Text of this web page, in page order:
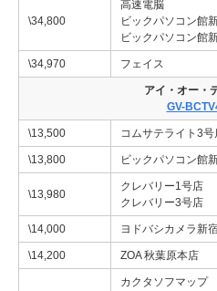
\34,800
高速電脳
ビックパソコン館
ビックパソコン館
\34,970 フェイス
アイ・オー・
GV-
\13,500 コムサテライト3号
\13,800 ビックパソコン館
\13,980
クレバリー1号店
クレバリー3号店
\14,000 ヨドバシカメラ新
\14,200 ZOA 秋葉原本店
カクタソフマップ